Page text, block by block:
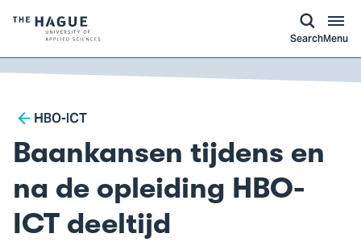
of
The
University
of
Applied
Sciences,
go
to
SearchMenu
Breadcrumb
HBO-ICT
Baankansen tijdens en
na de opleiding HBO-
ICT deeltijd